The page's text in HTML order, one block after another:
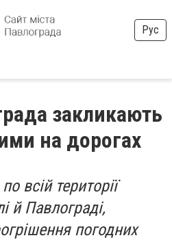
Рус
закликають
на дорогах
всій території
й Павлограді,
погодних